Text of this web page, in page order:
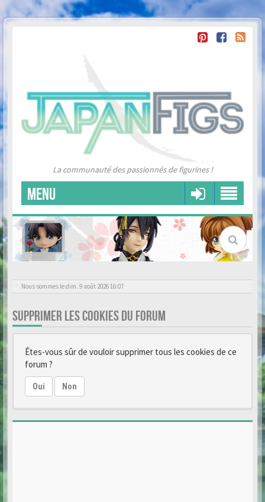
La communauté des passionnés de figurines !
MENU
Nous sommes le dim. 9 août 2026 16:07
SUPPRIMER LES COOKIES DU FORUM
Êtes-vous sûr de vouloir supprimer tous les cookies de ce
forum ?
Oui Non